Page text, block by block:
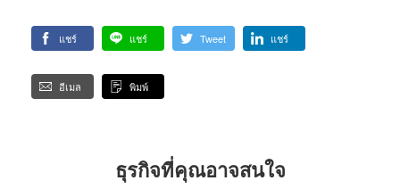
แชร์ แชร์ Tweet แชร์
อีเมล พิมพ์
ธุรกิจที่คุณอาจสนใจ